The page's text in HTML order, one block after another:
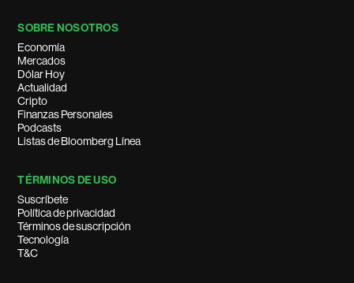
SOBRE NOSOTROS
Economía
Mercados
Dólar Hoy
Actualidad
Cripto
Finanzas Personales
Podcasts
Listas de Bloomberg Línea
TÉRMINOS DE USO
Suscríbete
Política de privacidad
Términos de suscripción
Tecnología
T&C